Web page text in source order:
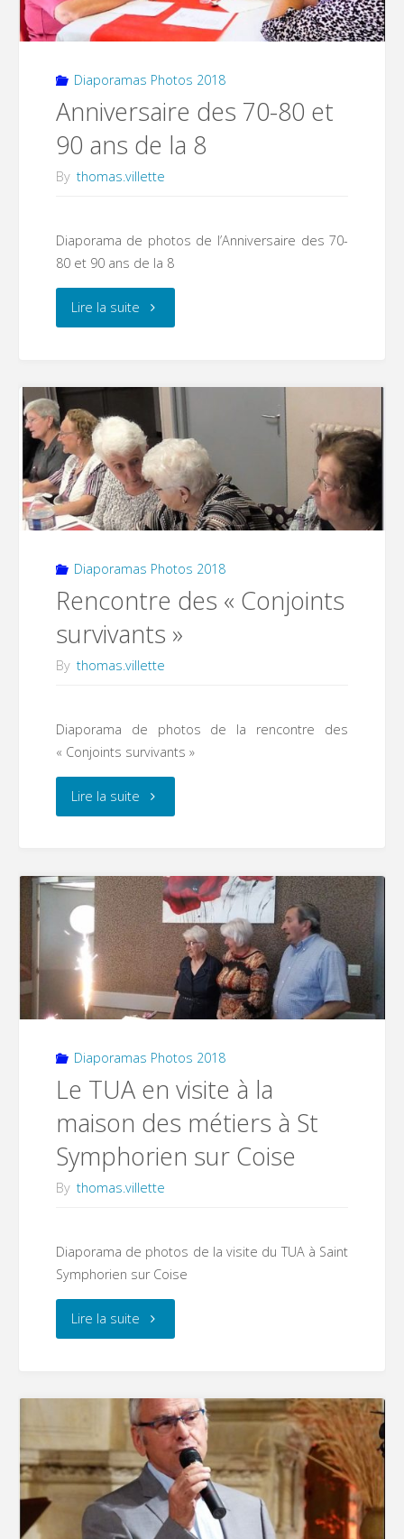
Diaporamas Photos 2018
Anniversaire des 70-80 et
90 ans de la 8
By thomas.villette
Diaporama de photos de l’Anniversaire des 70-
80 et 90 ans de la 8
Lire la suite"Anniversaire
70-
80
et
90
de
Diaporamas Photos 2018
Rencontre des « Conjoints
survivants »
By thomas.villette
Diaporama de photos de la rencontre des
« Conjoints survivants »
Lire la suite"Rencontre
« Conjoints
survivants »"
Diaporamas Photos 2018
Le TUA en visite à la
maison des métiers à St
Symphorien sur Coise
By thomas.villette
Diaporama de photos de la visite du TUA à Saint
Symphorien sur Coise
Lire la suite"Le
en
visite
à
la